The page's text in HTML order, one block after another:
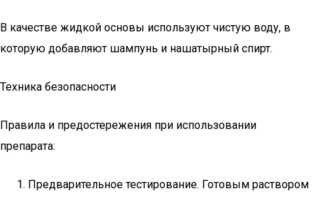
В качестве жидкой основы используют чистую воду, в
которую добавляют шампунь и нашатырный спирт.
Техника безопасности
Правила и предостережения при использовании
препарата:
Предварительное тестирование. Готовым раствором